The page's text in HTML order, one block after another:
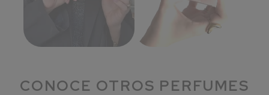
CONOCE OTROS PERFUMES